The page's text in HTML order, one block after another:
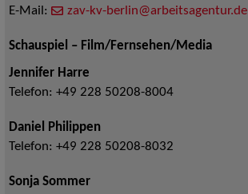
E-Mail:
zav-kv-berlin@arbeitsagentur.de
Schauspiel – Film/Fernsehen/Media
Jennifer Harre
Telefon: +49 228 50208-8004
Daniel Philippen
Telefon: +49 228 50208-8032
Sonja Sommer